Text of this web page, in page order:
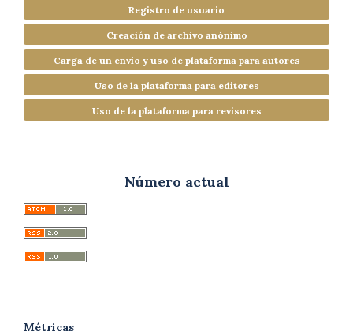
Registro de usuario
Creación de archivo anónimo
Carga de un envío y uso de plataforma para autores
Uso de la plataforma para editores
Uso de la plataforma para revisores
Número actual
Métricas